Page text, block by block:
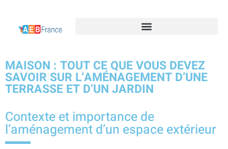
MAISON : TOUT CE QUE VOUS DEVEZ
SAVOIR SUR L’AMÉNAGEMENT D’UNE
TERRASSE ET D’UN JARDIN
Contexte et importance de
l’aménagement d’un espace extérieur